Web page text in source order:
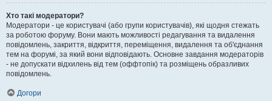
Хто такі модератори?
Модератори - це користувачі (або групи користувачів), які щодня стежать
за роботою форуму. Вони мають можливості редагування та видалення
повідомлень, закриття, відкриття, переміщення, видалення та об'єднання
тем на форумі, за який вони відповідають. Основне завдання модераторів
- не допускати відхилень від тем (оффтопік) та розміщень образливих
повідомлень.
Догори